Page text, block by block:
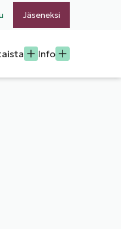
Jäseneksi
Info